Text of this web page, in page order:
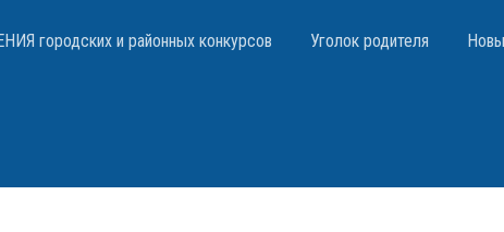
городских и районных конкурсов Уголок родителя